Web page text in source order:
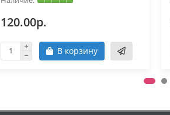
120.00р.
В корзину